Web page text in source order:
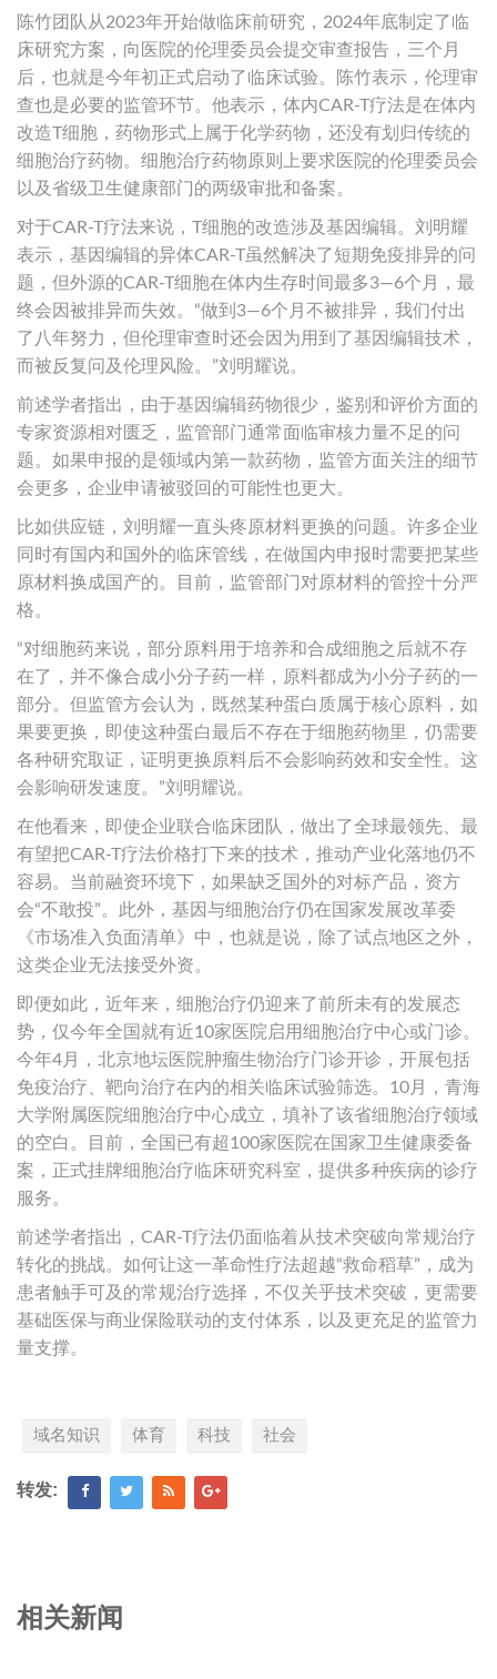
陈竹团队从2023年开始做临床前研究，2024年底制定了临
床研究方案，向医院的伦理委员会提交审查报告，三个月
后，也就是今年初正式启动了临床试验。陈竹表示，伦理审
查也是必要的监管环节。他表示，体内CAR-T疗法是在体内
改造T细胞，药物形式上属于化学药物，还没有划归传统的
细胞治疗药物。细胞治疗药物原则上要求医院的伦理委员会
以及省级卫生健康部门的两级审批和备案。
对于CAR-T疗法来说，T细胞的改造涉及基因编辑。刘明耀
表示，基因编辑的异体CAR-T虽然解决了短期免疫排异的问
题，但外源的CAR-T细胞在体内生存时间最多3—6个月，最
终会因被排异而失效。“做到3—6个月不被排异，我们付出
了八年努力，但伦理审查时还会因为用到了基因编辑技术，
而被反复问及伦理风险。”刘明耀说。
前述学者指出，由于基因编辑药物很少，鉴别和评价方面的
专家资源相对匮乏，监管部门通常面临审核力量不足的问
题。如果申报的是领域内第一款药物，监管方面关注的细节
会更多，企业申请被驳回的可能性也更大。
比如供应链，刘明耀一直头疼原材料更换的问题。许多企业
同时有国内和国外的临床管线，在做国内申报时需要把某些
原材料换成国产的。目前，监管部门对原材料的管控十分严
格。
“对细胞药来说，部分原料用于培养和合成细胞之后就不存
在了，并不像合成小分子药一样，原料都成为小分子药的一
部分。但监管方会认为，既然某种蛋白质属于核心原料，如
果要更换，即使这种蛋白最后不存在于细胞药物里，仍需要
各种研究取证，证明更换原料后不会影响药效和安全性。这
会影响研发速度。”刘明耀说。
在他看来，即使企业联合临床团队，做出了全球最领先、最
有望把CAR-T疗法价格打下来的技术，推动产业化落地仍不
容易。当前融资环境下，如果缺乏国外的对标产品，资方
会“不敢投”。此外，基因与细胞治疗仍在国家发展改革委
《市场准入负面清单》中，也就是说，除了试点地区之外，
这类企业无法接受外资。
即便如此，近年来，细胞治疗仍迎来了前所未有的发展态
势，仅今年全国就有近10家医院启用细胞治疗中心或门诊。
今年4月，北京地坛医院肿瘤生物治疗门诊开诊，开展包括
免疫治疗、靶向治疗在内的相关临床试验筛选。10月，青海
大学附属医院细胞治疗中心成立，填补了该省细胞治疗领域
的空白。目前，全国已有超100家医院在国家卫生健康委备
案，正式挂牌细胞治疗临床研究科室，提供多种疾病的诊疗
服务。
前述学者指出，CAR-T疗法仍面临着从技术突破向常规治疗
转化的挑战。如何让这一革命性疗法超越“救命稻草”，成为
患者触手可及的常规治疗选择，不仅关乎技术突破，更需要
基础医保与商业保险联动的支付体系，以及更充足的监管力
量支撑。
域名知识 体育 科技 社会
转发:
相关新闻